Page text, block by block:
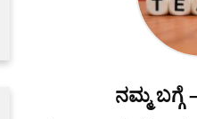
ನಮ್ಮ ಬಗ್ಗೆ